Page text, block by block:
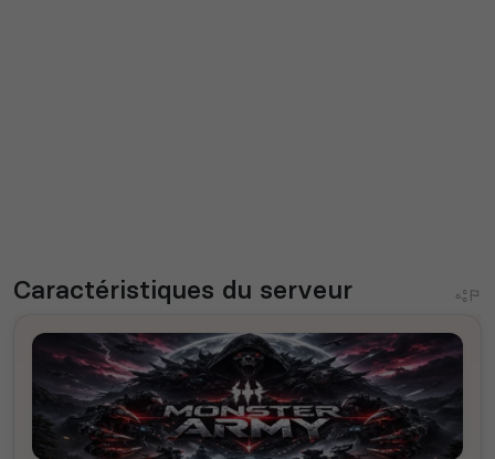
Caractéristiques du serveur